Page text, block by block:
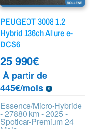
PEUGEOT 3008 1.2
Hybrid 136ch Allure e-
DCS6
25 990€
À partir de
445€/mois
Essence/Micro-Hybride
- 27880 km - 2025 -
Spoticar-Premium 24